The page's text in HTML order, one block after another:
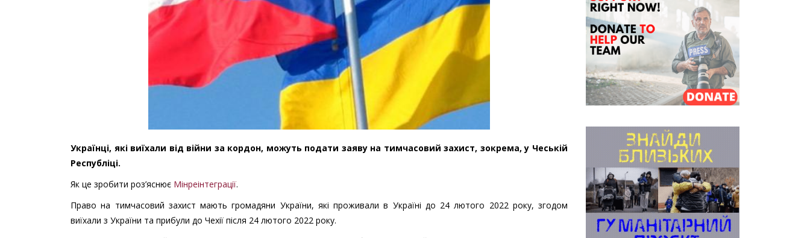
Українці, які виїхали від війни за кордон, можуть подати заяву на тимчасовий захист, зокрема, у Чеській
Республіці.
Як це зробити роз’яснює Мінреінтеграції.
Право на тимчасовий захист мають громадяни України, які проживали в Україні до 24 лютого 2022 року, згодом
виїхали з України та прибули до Чехії після 24 лютого 2022 року.